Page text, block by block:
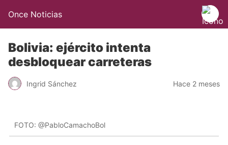
Once Noticias
Bolivia: ejército intenta
desbloquear carreteras
Ingrid Sánchez Hace 2 meses
FOTO: @PabloCamachoBol